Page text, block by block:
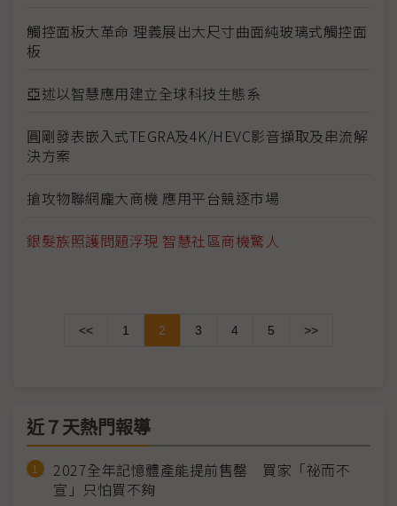
觸控面板大革命 理義展出大尺寸曲面純玻璃式觸控面
板
亞述以智慧應用建立全球科技生態系
圓剛發表嵌入式TEGRA及4K/HEVC影音擷取及串流解
決方案
搶攻物聯網龐大商機 應用平台競逐市場
銀髮族照護問題浮現 智慧社區商機驚人
<< 1 2 3 4 5 >>
近７天熱門報導
2027全年記憶體產能提前售罄 買家「祕而不
宣」只怕買不夠